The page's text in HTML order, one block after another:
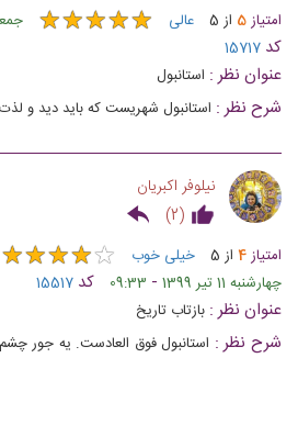
امتیاز5 از 5 عالی ★★★★★
★★★★★ جمعه 13
کد 15717
عنوان نظر : استانبول
شرح نظر : استانبول شهریست که باید دید و
نیلوفر اکبریان
(
2
)
امتیاز4 از 5 خیلی خوب ★★★★★
★★★★★
چهارشنبه 11 تیر 1399 -
09:33 کد 15517
عنوان نظر : بازتاب تاریخ
شرح نظر : استانبول فوق العادست. یه جور